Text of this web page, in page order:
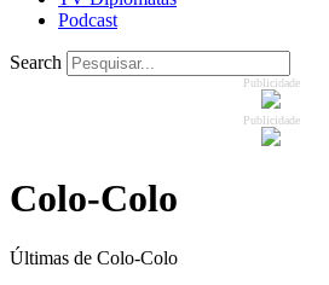
Podcast
Search
Publicidade
Publicidade
Colo-Colo
Últimas de Colo-Colo